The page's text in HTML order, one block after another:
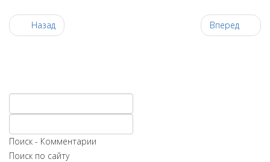
Назад Вперед
Поиск - Комментарии
Поиск по сайту